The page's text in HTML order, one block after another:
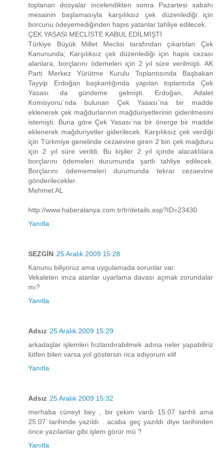
toplanan dosyalar incelendikten sonra Pazartesi sabahı
mesainin başlamasıyla karşılıksız çek düzenlediği için
borcunu ödeyemediğinden hapis yatanlar tahliye edilecek.
ÇEK YASASI MECLİSTE KABUL EDİLMİŞTİ
Türkiye Büyük Millet Meclisi tarafından çıkartılan Çek
Kanununda; Karşılıksız çek düzenlediği için hapis cezası
alanlara, borçlarını ödemeleri için 2 yıl süre verilmişti. AK
Parti Merkez Yürütme Kurulu Toplantısında Başbakan
Tayyip Erdoğan başkanlığında yapılan toplantıda Çek
Yasası da gündeme gelmişti. Erdoğan, Adalet
Komisyonu`nda bulunan Çek Yasası`na bir madde
eklenerek çek mağdurlarının mağduriyetlerinin giderilmesini
istemişti. Buna göre Çek Yasası`na bir önerge bir madde
eklenerek mağduriyetler giderilecek. Karşılıksız çek verdiği
için Türkmiye genelinde cezaevine giren 2 bin çek mağduru
için 2 yıl süre verildi. Bu kişiler 2 yıl içinde alacaklılara
borçlarını ödemeleri durumunda şartlı tahliye edilecek.
Borçlarını ödememeleri durumunda tekrar cezaevine
gönderilecekler.
Mehmet AL
http://www.haberalanya.com.tr/tr/details.asp?ID=23430
Yanıtla
SEZGİN 25 Aralık 2009 15:28
Kanunu biliyoruz ama uygulamada sorunlar var.
Vekaleten imza atanlar uyarlama davası açmak zorundalar
mı?
Yanıtla
Adsız 25 Aralık 2009 15:29
arkadaşlar işlemleri hızlandırabilmek adına neler yapabiliriz
lütfen bilen varsa yol göstersin rica ediyorum elif
Yanıtla
Adsız 25 Aralık 2009 15:32
merhaba cüneyt bey , bir çekim vardı 15.07 tarihli ama
25.07 tarihinde yazıldı . acaba geç yazıldı diye tarihinden
önce yazılanlar gibi işlem görür mü ?
Yanıtla